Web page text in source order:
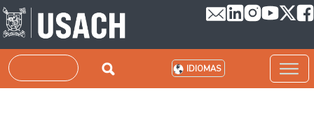
Pasar al contenido principal
Buscar IDIOMAS